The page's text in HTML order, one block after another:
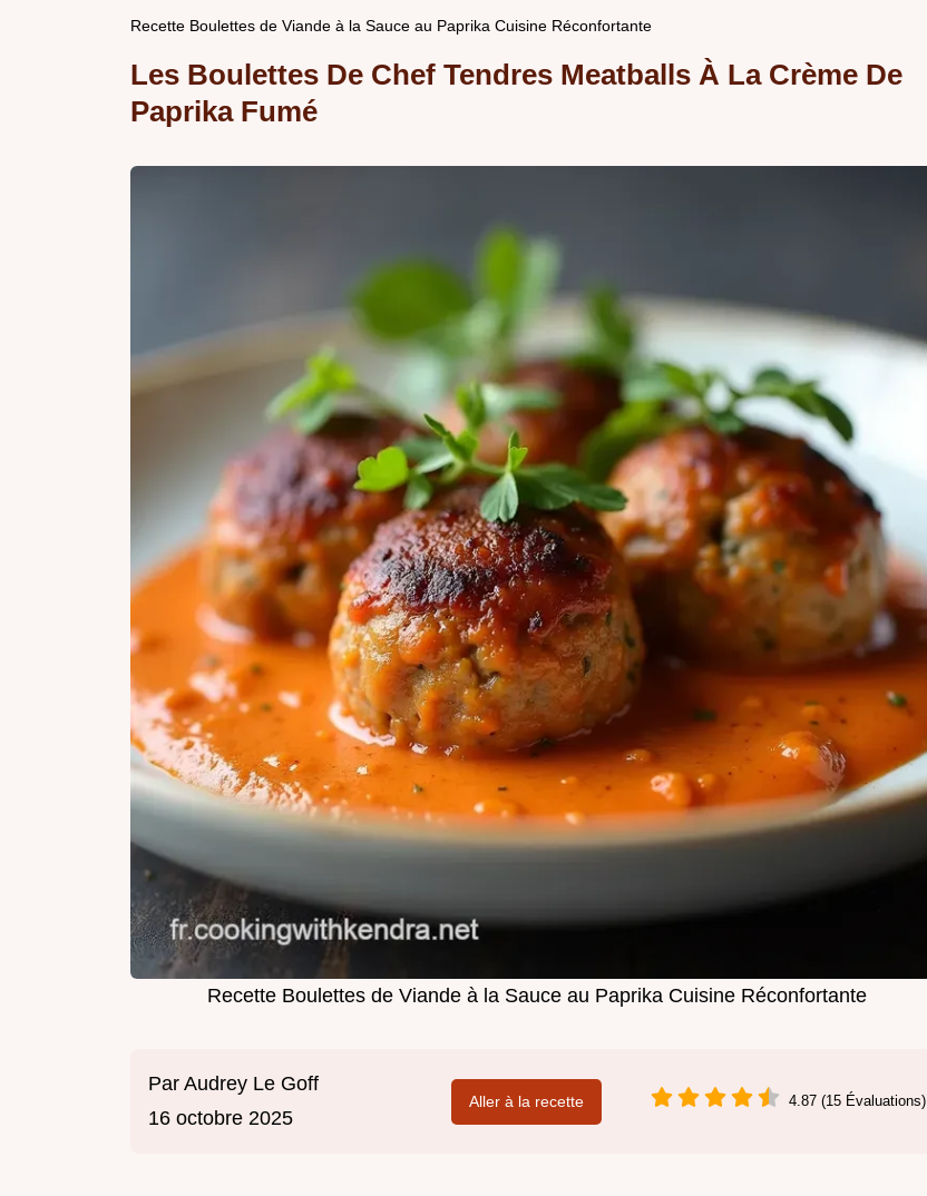
Recette Boulettes de Viande à la Sauce au Paprika Cuisine Réconfortante
Les Boulettes De Chef Tendres Meatballs À La Crème De
Paprika Fumé
Recette Boulettes de Viande à la Sauce au Paprika Cuisine Réconfortante
Par Audrey Le Goff
16 octobre 2025
Aller à la recette 4.87 (15 Évaluations)